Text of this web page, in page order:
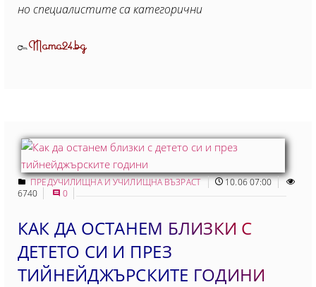
но специалистите са категорични
ОтMama24.bg
ПРЕДУЧИЛИЩНА И УЧИЛИЩНА ВЪЗРАСТ
10.06 07:00
6740
0
КАК ДА ОСТАНЕМ БЛИЗКИ С
ДЕТЕТО СИ И ПРЕЗ
ТИЙНЕЙДЖЪРСКИТЕ ГОДИНИ